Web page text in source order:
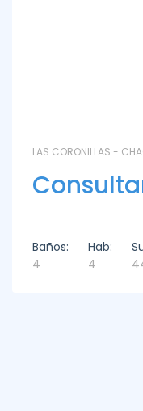
LAS CORONILLAS -
Baños:
4
Hab:
4